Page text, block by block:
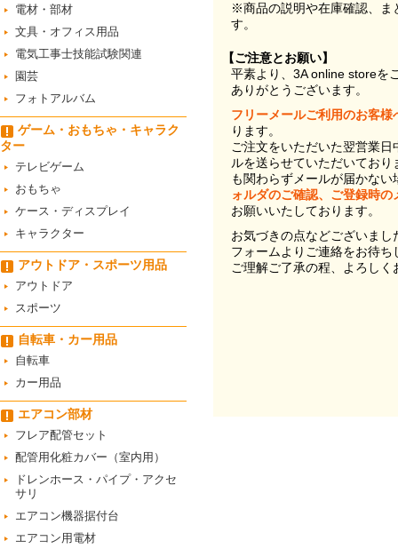
電材・部材
文具・オフィス用品
電気工事士技能試験関連
園芸
フォトアルバム
ゲーム・おもちゃ・キャラク
ター
テレビゲーム
おもちゃ
ケース・ディスプレイ
キャラクター
アウトドア・スポーツ用品
アウトドア
スポーツ
自転車・カー用品
自転車
カー用品
エアコン部材
フレア配管セット
配管用化粧カバー（室内用）
ドレンホース・パイプ・アクセ
サリ
エアコン機器据付台
エアコン用電材
※商品の説明や在庫確認、ま
す。
【ご注意とお願い】
平素より、3A online storeを
ありがとうございます。
フリーメールご利用のお客様
ります。
ご注文をいただいた翌営業
ルを送らせていただいてお
も関わらずメールが届かない
ォルダのご確認、ご登録時
お願いいたしております。
お気づきの点などございま
フォームよりご連絡をお待ち
ご理解ご了承の程、よろし